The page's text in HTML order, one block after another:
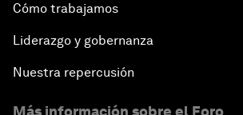
Cómo trabajamos
Liderazgo y gobernanza
Nuestra repercusión